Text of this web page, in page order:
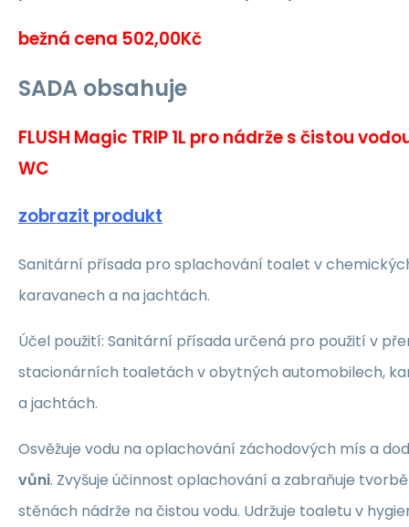
bežná cena 502,00Kč
SADA obsahuje
FLUSH Magic TRIP 1L pro nádrže s čistou
WC
zobrazit produkt
Sanitární přísada pro splachování toalet v
karavanech a na jachtách.
Účel použití: Sanitární přísada určená pro použití v
stacionárních toaletách v obytných automobilech,
a jachtách.
Osvěžuje vodu na oplachování záchodových mís a
vůni. Zvyšuje účinnost oplachování a zabraňuje
stěnách nádrže na čistou vodu. Udržuje toaletu v